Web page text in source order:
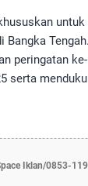
Bangka
peringatan
serta
Iklan/0853-